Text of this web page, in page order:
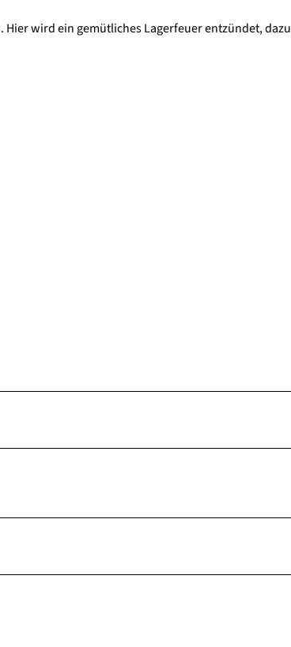
wird ein gemütliches Lagerfeuer entzündet, dazu